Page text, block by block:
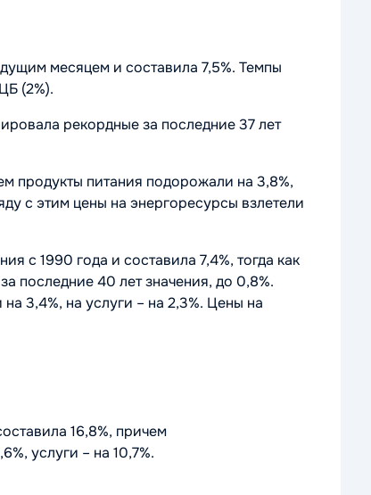
месяцем и составила 7,5%. Темпы
(2%).
рекордные за последние 37 лет
продукты питания подорожали на 3,8%,
с этим цены на энергоресурсы взлетели
с 1990 года и составила 7,4%, тогда как
последние 40 лет значения, до 0,8%.
3,4%, на услуги – на 2,3%. Цены на
16,8%, причем
услуги – на 10,7%.